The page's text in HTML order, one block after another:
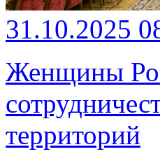
31.10.2025
Женщины
территорий